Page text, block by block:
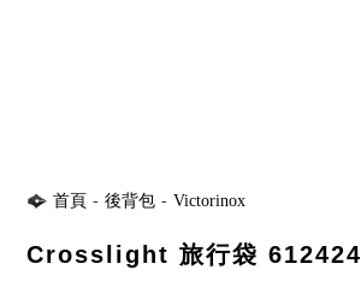
首頁 - 後背包 - Victorinox
Crosslight 旅行袋 612424